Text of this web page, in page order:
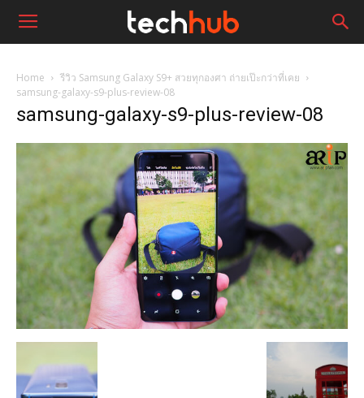
Home
รีวิว Samsung Galaxy S9+ สวยทุกองศา ถ่ายเป๊ะกว่าที่เคย
samsung-galaxy-s9-plus-review-08
samsung-galaxy-s9-plus-review-08